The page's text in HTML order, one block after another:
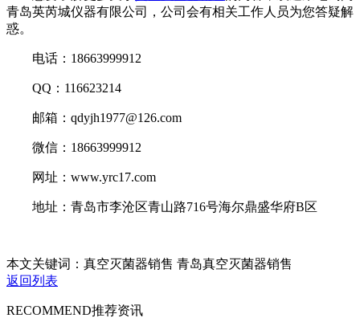
青岛英芮城仪器有限公司，公司会有相关工作人员为您答疑解
惑。
电话：18663999912
QQ：116623214
邮箱：qdyjh1977@126.com
微信：18663999912
网址：www.yrc17.com
地址：青岛市李沧区青山路716号海尔鼎盛华府B区
本文关键词：真空灭菌器销售 青岛真空灭菌器销售
返回列表
RECOMMEND推荐资讯